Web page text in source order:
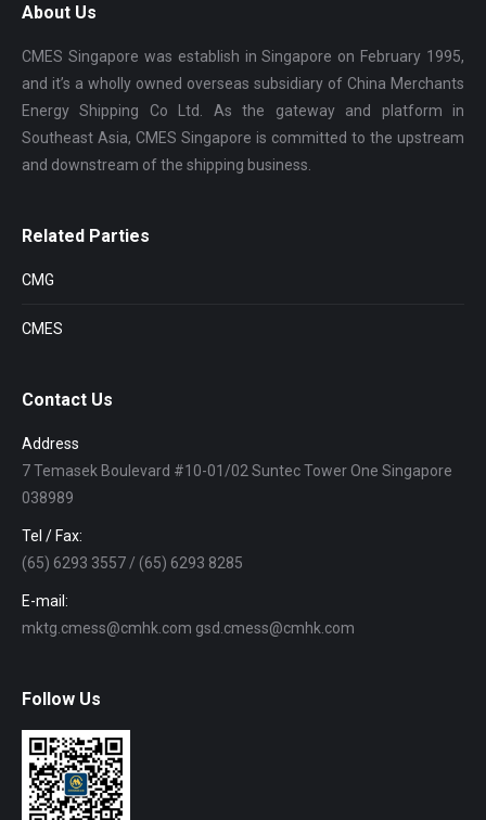
About Us
CMES Singapore was establish in Singapore on February 1995,
and it’s a wholly owned overseas subsidiary of China Merchants
Energy Shipping Co Ltd. As the gateway and platform in
Southeast Asia, CMES Singapore is committed to the upstream
and downstream of the shipping business.
Related Parties
CMG
CMES
Contact Us
Address
7 Temasek Boulevard #10-01/02 Suntec Tower One Singapore
038989
Tel / Fax:
(65) 6293 3557 / (65) 6293 8285
E-mail:
mktg.cmess@cmhk.com gsd.cmess@cmhk.com
Follow Us